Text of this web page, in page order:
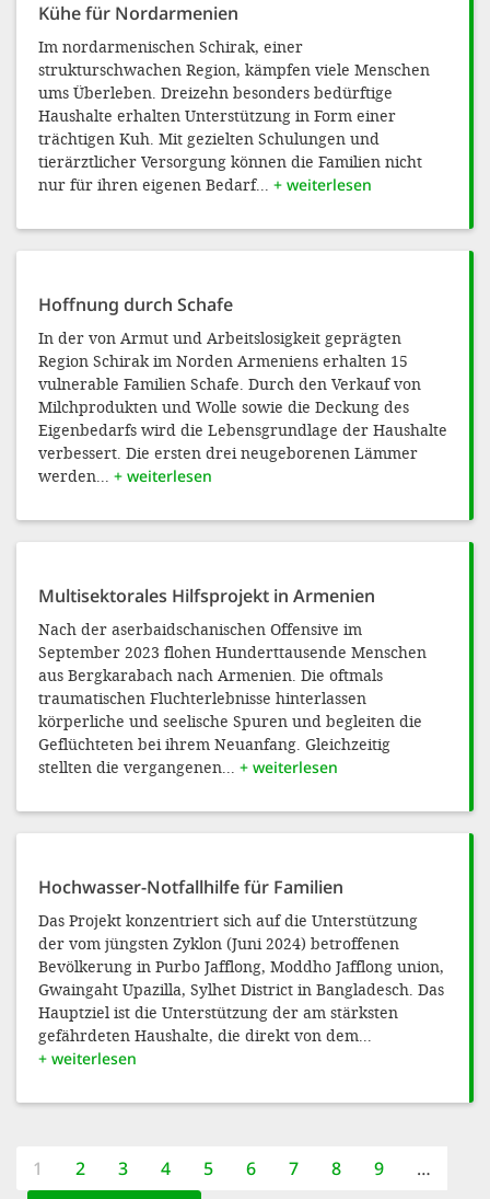
Kühe für Nordarmenien
Im nordarmenischen Schirak, einer
strukturschwachen Region, kämpfen viele Menschen
ums Überleben. Dreizehn besonders bedürftige
Haushalte erhalten Unterstützung in Form einer
trächtigen Kuh. Mit gezielten Schulungen und
tierärztlicher Versorgung können die Familien nicht
nur für ihren eigenen Bedarf... + weiterlesen
Hoffnung durch Schafe
In der von Armut und Arbeitslosigkeit geprägten
Region Schirak im Norden Armeniens erhalten 15
vulnerable Familien Schafe. Durch den Verkauf von
Milchprodukten und Wolle sowie die Deckung des
Eigenbedarfs wird die Lebensgrundlage der Haushalte
verbessert. Die ersten drei neugeborenen Lämmer
werden... + weiterlesen
Multisektorales Hilfsprojekt in Armenien
Nach der aserbaidschanischen Offensive im
September 2023 flohen Hunderttausende Menschen
aus Bergkarabach nach Armenien. Die oftmals
traumatischen Fluchterlebnisse hinterlassen
körperliche und seelische Spuren und begleiten die
Geflüchteten bei ihrem Neuanfang. Gleichzeitig
stellten die vergangenen... + weiterlesen
Hochwasser-Notfallhilfe für Familien
Das Projekt konzentriert sich auf die Unterstützung
der vom jüngsten Zyklon (Juni 2024) betroffenen
Bevölkerung in Purbo Jafflong, Moddho Jafflong union,
Gwaingaht Upazilla, Sylhet District in Bangladesch. Das
Hauptziel ist die Unterstützung der am stärksten
gefährdeten Haushalte, die direkt von dem...
+ weiterlesen
Seitennummerierung
AKTUELLE
SEITE
1 PAGE
2 PAGE
3 PAGE
4 PAGE
5 PAGE
6 PAGE
7 PAGE
8 PAGE
9
…